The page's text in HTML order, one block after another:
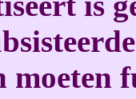
moeten